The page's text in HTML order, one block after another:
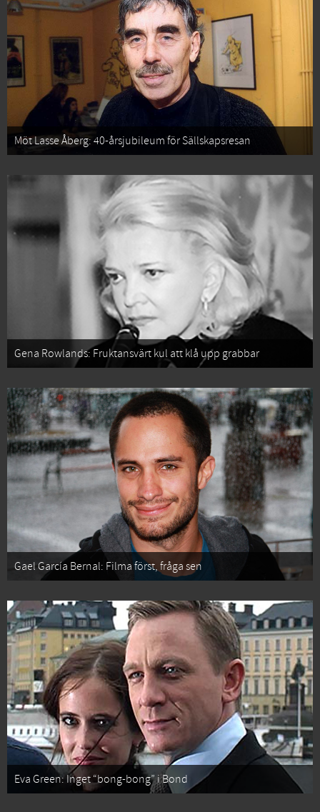
Möt Lasse Åberg: 40-årsjubileum för Sällskapsresan
Gena Rowlands: Fruktansvärt kul att klå upp grabbar
Gael García Bernal: Filma först, fråga sen
Eva Green: Inget “bong-bong” i Bond